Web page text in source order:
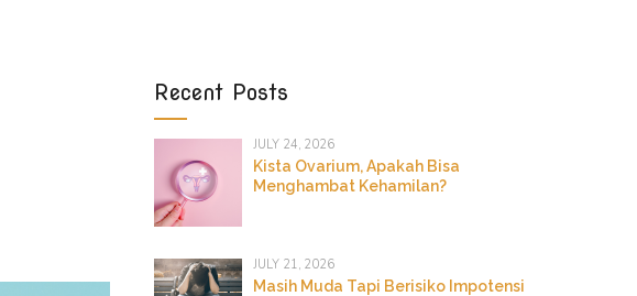
Recent Posts
JULY 24, 2026
Kista Ovarium, Apakah Bisa
Menghambat Kehamilan?
JULY 21, 2026
Masih Muda Tapi Berisiko Impotensi